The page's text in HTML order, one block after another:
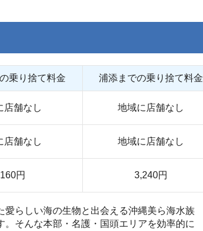
乗り捨て料金 浦添までの乗り捨て料金
店舗なし 地域に店舗なし
店舗なし 地域に店舗なし
円 3,240円
らしい海の生物と出会える沖縄美ら海水族
そんな本部・名護・国頭エリアを効率的に